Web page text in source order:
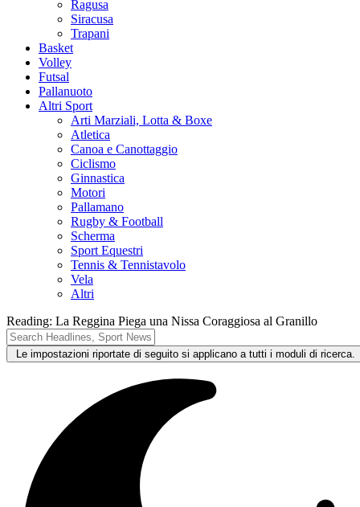
Ragusa
Siracusa
Trapani
Basket
Volley
Futsal
Pallanuoto
Altri Sport
Arti Marziali, Lotta & Boxe
Atletica
Canoa e Canottaggio
Ciclismo
Ginnastica
Motori
Pallamano
Rugby & Football
Scherma
Sport Equestri
Tennis & Tennistavolo
Vela
Altri
Reading: La Reggina Piega una Nissa Coraggiosa al Granillo